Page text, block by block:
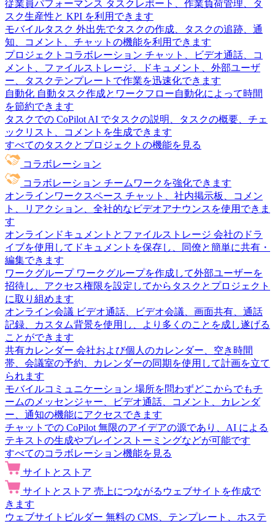
従業員パフォーマンス タスクレポート、作業負荷管理、タ
スク生産性と KPI を利用できます
モバイルタスク 外出先でタスクの作成、タスクの追跡、通
知、コメント、チャットの機能を利用できます
プロジェクトコラボレーション チャット、ビデオ通話、コ
メント、ファイルストレージ、ドキュメント、外部ユーザ
ー、タスクテンプレートで作業を迅速化できます
自動化 自動タスク作成とワークフロー自動化によって時間
を節約できます
タスクでの CoPilot AI でタスクの説明、タスクの概要、チェ
ックリスト、コメントを生成できます
すべてのタスクとプロジェクトの機能を見る
コラボレーション
コラボレーション チームワークを強化できます
オンラインワークスペース チャット、社内掲示板、コメン
ト、リアクション、全社的なビデオアナウンスを使用できま
す
オンラインドキュメントとファイルストレージ 会社のドラ
イブを使用してドキュメントを保存し、同僚と簡単に共有・
編集できます
ワークグループ ワークグループを作成して外部ユーザーを
招待し、アクセス権限を設定してからタスクとプロジェクト
に取り組めます
オンライン会議 ビデオ通話、ビデオ会議、画面共有、通話
記録、カスタム背景を使用し、より多くのことを成し遂げる
ことができます
共有カレンダー 会社および個人のカレンダー、空き時間
帯、会議室の予約、カレンダーの同期を使用して計画を立て
られます
モバイルコミュニケーション 場所を問わずどこからでもチ
ームのメッセンジャー、ビデオ通話、コメント、カレンダ
ー、通知の機能にアクセスできます
チャットでの CoPilot 無限のアイデアの源であり、AI による
テキストの生成やブレインストーミングなどが可能です
すべてのコラボレーション機能を見る
サイトとストア
サイトとストア 売上につながるウェブサイトを作成で
きます
ウェブサイトビルダー 無料の CMS、テンプレート、ホステ